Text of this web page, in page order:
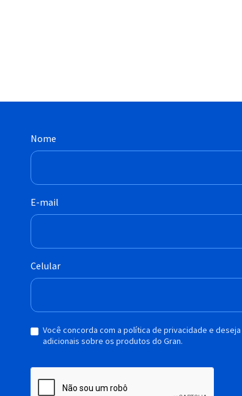
Nome
E-mail
Celular
Você concorda com a política de privacidade e
adicionais sobre os produtos do Gran.